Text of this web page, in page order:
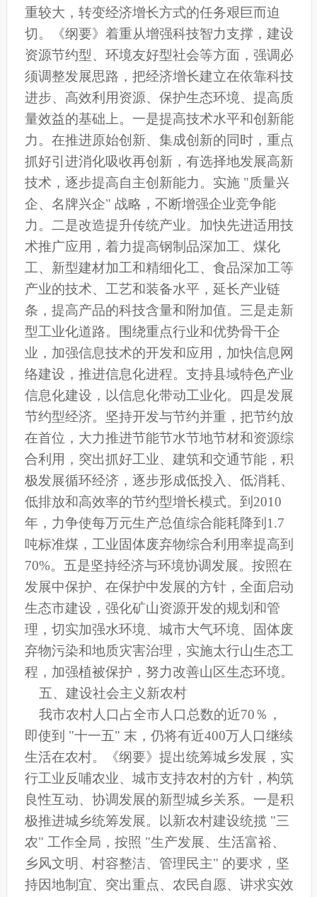
重较大，转变经济增长方式的任务艰巨而迫
切。《纲要》着重从增强科技智力支撑，建设
资源节约型、环境友好型社会等方面，强调必
须调整发展思路，把经济增长建立在依靠科技
进步、高效利用资源、保护生态环境、提高质
量效益的基础上。一是提高技术水平和创新能
力。在推进原始创新、集成创新的同时，重点
抓好引进消化吸收再创新，有选择地发展高新
技术，逐步提高自主创新能力。实施 "质量兴
企、名牌兴企" 战略，不断增强企业竞争能
力。二是改造提升传统产业。加快先进适用技
术推广应用，着力提高钢制品深加工、煤化
工、新型建材加工和精细化工、食品深加工等
产业的技术、工艺和装备水平，延长产业链
条，提高产品的科技含量和附加值。三是走新
型工业化道路。围绕重点行业和优势骨干企
业，加强信息技术的开发和应用，加快信息网
络建设，推进信息化进程。支持县域特色产业
信息化建设，以信息化带动工业化。四是发展
节约型经济。坚持开发与节约并重，把节约放
在首位，大力推进节能节水节地节材和资源综
合利用，突出抓好工业、建筑和交通节能，积
极发展循环经济，逐步形成低投入、低消耗、
低排放和高效率的节约型增长模式。到2010
年，力争使每万元生产总值综合能耗降到1.7
吨标准煤，工业固体废弃物综合利用率提高到
70%。五是坚持经济与环境协调发展。按照在
发展中保护、在保护中发展的方针，全面启动
生态市建设，强化矿山资源开发的规划和管
理，切实加强水环境、城市大气环境、固体废
弃物污染和地质灾害治理，实施太行山生态工
程，加强植被保护，努力改善山区生态环境。
五、建设社会主义新农村
我市农村人口占全市人口总数的近70％，
即使到 "十一五" 末，仍将有近400万人口继续
生活在农村。《纲要》提出统筹城乡发展，实
行工业反哺农业、城市支持农村的方针，构筑
良性互动、协调发展的新型城乡关系。一是积
极推进城乡统筹发展。以新农村建设统揽 "三
农" 工作全局，按照 "生产发展、生活富裕、
乡风文明、村容整洁、管理民主" 的要求，坚
持因地制宜、突出重点、农民自愿、讲求实效